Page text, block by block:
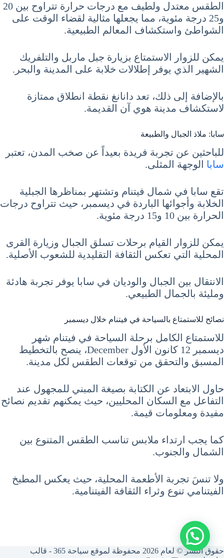
الطقس معتدل ولطيف مع درجات حرارة تتراوح بين 20
و25 درجة مئوية، مما يجعلها مثالية لقضاء الوقت على
الشواطئ واستكشاف المعالم الطبيعية.
يمكن للزوار الاستمتاع بزيارة جبل ماربل والتلفريك
الشهير الذي يوفر إطلالات خلابة على المدينة والبحر.
بالإضافة إلى ذلك، تعد دانانغ نقطة انطلاق ممتازة
لاستكشاف مدينة هوي آن القديمة.
سابا: ملاذ الجبال والطبيعة
للباحثين عن تجربة فريدة بعيداً عن صخب المدن، تعتبر
سابا الوجهة المثلى.
تقع سابا في شمال فيتنام وتشتهر بمناظرها الجبلية
الخلابة وأجوائها الباردة في ديسمبر، حيث تتراوح درجات
الحرارة بين 10 و15 درجة مئوية.
يمكن للزوار القيام برحلات تسلق الجبال وزيارة القرى
المحلية التي تعكس الثقافة التقليدية للشعوب الأصلية.
الانتقال بين الجبال والوديان في سابا يوفر تجربة هادئة
ومليئة بالجمال الطبيعي.
نصائح للاستمتاع بالسياحة في فيتنام خلال ديسمبر
للاستمتاع الكامل برحلة السياحة في فيتنام شهر
ديسمبر 12 كانون الأول December، ينصح بالتخطيط
المسبق والتحقق من توقعات الطقس لكل مدينة.
حاول الابتعاد عن الكتابة بصيغة المبني للمجهول عند
التفاعل مع السكان المحليين، حيث يمكنهم تقديم نصائح
مفيدة ومعلومات قيمة.
كما يجب ارتداء ملابس تناسب الطقس المتنوع بين
الشمال والجنوب.
ولا تنسَ تجربة الأطعمة المحلية، حيث يعكس المطبخ
الفيتنامي تنوع وثراء الثقافة الفيتنامية.
حقوق النشر © لعام 2026 محفوظة لموقع سياحة 365 - قالب